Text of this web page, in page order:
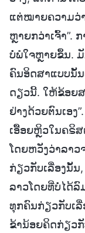
ແຕ່ໝາຍຄວາມວ່
ຫຼາຍກວ່າເຈົ້າ”.
ບໍ່ພໍໃຈຫຼາຍຂຶ້ນ. ມັ
ຄົນອິດສາແບບນັ້ນ
ດຽວນີ້. ໃຫ້ຂ້ອຍ
ຢ່າງດ້ວຍຕົນເອງ
ເອື້ອຍຫຼິວໃນຄຣິ
ໂດຍຫວັງວ່າລາວ
ກ່ຽວກັບເລື່ອງນັ້ນ
ລາວໂດຍທີ່ບໍ່ໄດ້ລົ
ທຸກຄົນກ່ຽວກັບເລື່
ຂ້ານ້ອຍຄິດກ່ຽວ